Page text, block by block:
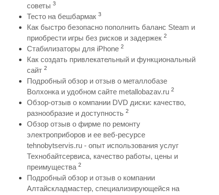
советы 3
Тесто на бешбармак 3
Как быстро безопасно пополнить баланс Steam и
приобрести игры без рисков и задержек 2
Стабилизаторы для iPhone 2
Как создать привлекательный и функциональный
сайт 2
Подробный обзор и отзыв о металлобазе
Волхонка и удобном сайте metallobazav.ru 2
Обзор-отзыв о компании DVD диски: качество,
разнообразие и доступность 2
Обзор отзыв о фирме по ремонту
электроприборов и ее веб-ресурсе
tehnobytservis.ru - опыт использования услуг
Технобайтсервиса, качество работы, цены и
преимущества 2
Подробный обзор и отзыв о компании
Алтайскладмастер, специализирующейся на